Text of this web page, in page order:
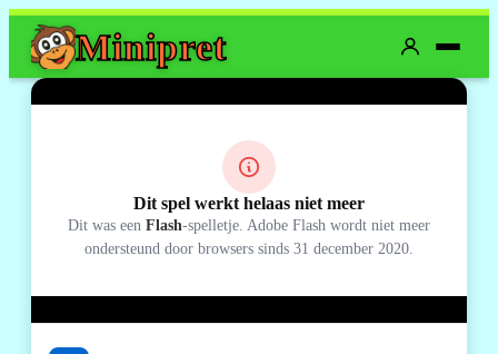
Minipret
Dit spel werkt helaas niet meer
Dit was een Flash-spelletje. Adobe Flash wordt niet meer
ondersteund door browsers sinds 31 december 2020.